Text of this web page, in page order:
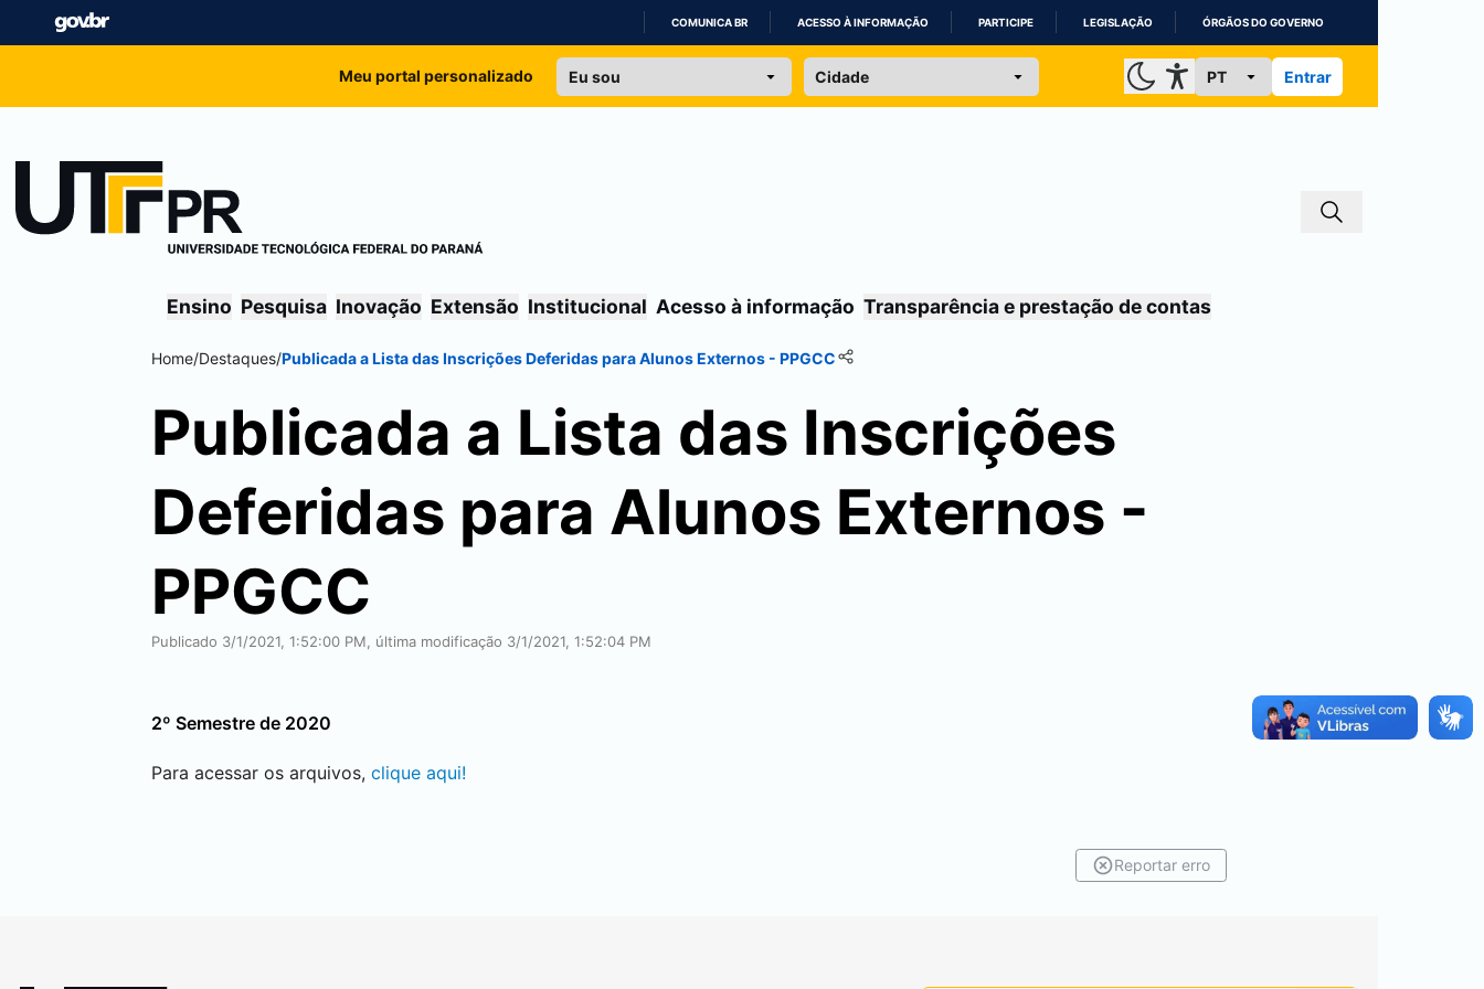
IR
COMUNICA BR ACESSO À INFORMAÇÃO PARTICIPE LEGISLAÇÃO ÓRGÃOS DO GOVERNO
Meu portal personalizado Entrar
Ensino Pesquisa Inovação Extensão Institucional Acesso à informação Transparência e prestação de contas
Home/Destaques/Publicada a Lista das Inscrições Deferidas para Alunos Externos - PPGCC
Publicada a Lista das Inscrições
Deferidas para Alunos Externos -
PPGCC
Publicado 3/1/2021, 1:52:00 PM, última modificação 3/1/2021, 1:52:04 PM
2º Semestre de 2020
Para acessar os arquivos, clique aqui!
Reportar erro